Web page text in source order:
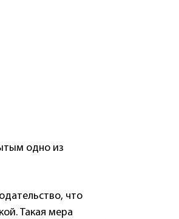
одно из
что
Такая мера